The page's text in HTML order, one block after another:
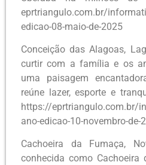
eprtriangulo.com.br/
edicao-08-maio-de-2025
Conceição das Alagoas,
curtir com a família e os
uma paisagem
reúne lazer, esporte e
https://eprtriangulo.com.br/
ano-edicao-10-novembro-de-
Cachoeira da Fumaça,
conhecida como Cachoeira